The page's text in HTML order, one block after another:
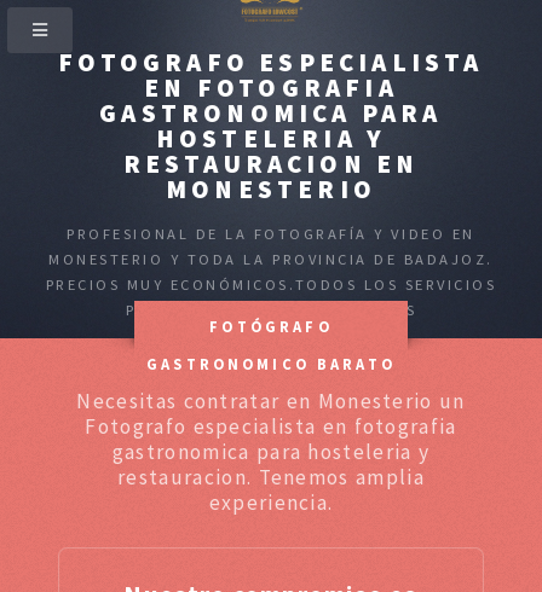
FOTOGRAFO ESPECIALISTA
EN FOTOGRAFIA
GASTRONOMICA PARA
HOSTELERIA Y
RESTAURACION EN
MONESTERIO
PROFESIONAL DE LA FOTOGRAFÍA Y VIDEO EN
MONESTERIO Y TODA LA PROVINCIA DE BADAJOZ.
PRECIOS MUY ECONÓMICOS.TODOS LOS SERVICIOS
PARA PARTICULARES Y EMPRESAS
FOTÓGRAFO
GASTRONOMICO BARATO
Necesitas contratar en Monesterio un
Fotografo especialista en fotografia
gastronomica para hosteleria y
restauracion. Tenemos amplia
experiencia.